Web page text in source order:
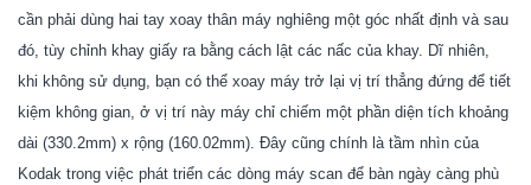
cần phải dùng hai tay xoay thân máy nghiêng một góc nhất định và sau
đó, tùy chỉnh khay giấy ra bằng cách lật các nấc của khay. Dĩ nhiên,
khi không sử dụng, bạn có thể xoay máy trở lại vị trí thẳng đứng để tiết
kiệm không gian, ở vị trí này máy chỉ chiếm một phần diện tích khoảng
dài (330.2mm) x rộng (160.02mm). Đây cũng chính là tầm nhìn của
Kodak trong việc phát triển các dòng máy scan để bàn ngày càng phù